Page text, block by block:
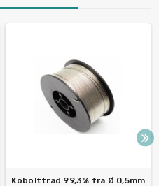
Kobolttråd 99,3% fra Ø 0,5mm